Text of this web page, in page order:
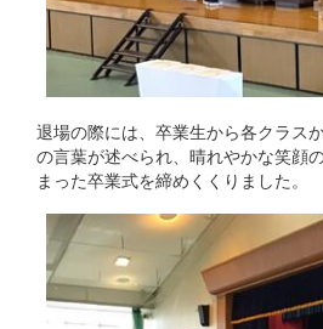
退場の際には、卒業生から各クラス
の言葉が述べられ、晴れやかな笑顔
まった卒業式を締めくくりました。